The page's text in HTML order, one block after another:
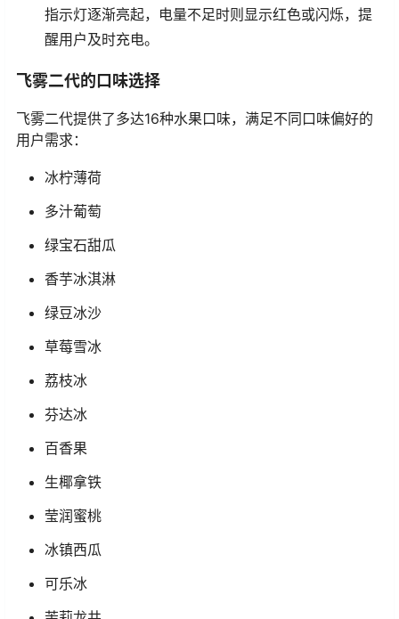
指示灯逐渐亮起，电量不足时则显示红色或闪烁，提
醒用户及时充电。
飞雾二代的口味选择
飞雾二代提供了多达16种水果口味，满足不同口味偏好的
用户需求：
冰柠薄荷
多汁葡萄
绿宝石甜瓜
香芋冰淇淋
绿豆冰沙
草莓雪冰
荔枝冰
芬达冰
百香果
生椰拿铁
莹润蜜桃
冰镇西瓜
可乐冰